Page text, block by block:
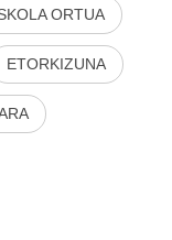
ORTUA
ETORKIZUNA